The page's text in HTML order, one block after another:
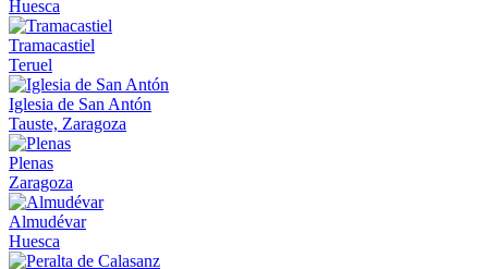
Huesca
Tramacastiel
Teruel
Iglesia de San Antón
Tauste, Zaragoza
Plenas
Zaragoza
Almudévar
Huesca